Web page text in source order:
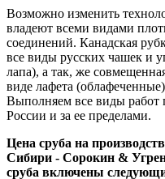
Возможно изменить
владеют всеми видами
соединений. Канадская
все виды русских чашек и
лапа), а так, же
виде лафета
Выполняем все виды работ
России и за ее пределами.
Цена сруба на
Сибири - Сорокин &
сруба включены